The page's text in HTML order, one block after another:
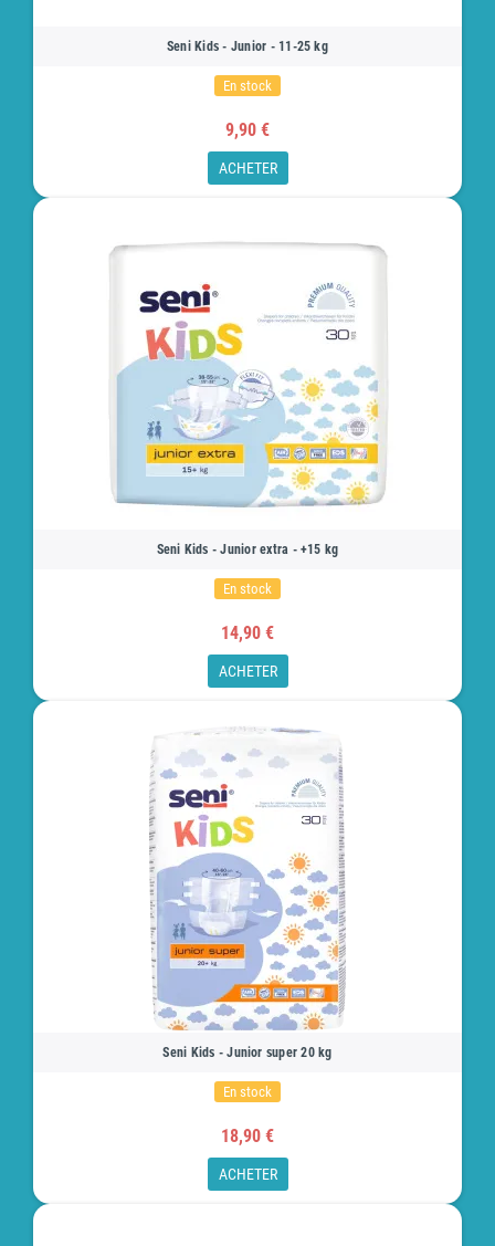
Seni Kids - Junior - 11-25 kg
En stock
9,90 €
ACHETER
Seni Kids - Junior extra - +15 kg
En stock
14,90 €
ACHETER
Seni Kids - Junior super 20 kg
En stock
18,90 €
ACHETER